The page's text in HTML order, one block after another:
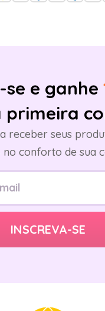
e ganhe
primeira
receber seus
no conforto de sua